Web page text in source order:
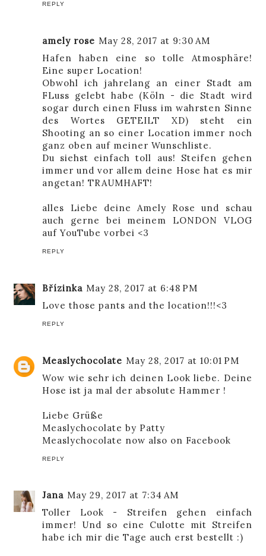
REPLY
amely rose May 28, 2017 at 9:30 AM
Hafen haben eine so tolle Atmosphäre!
Eine super Location!
Obwohl ich jahrelang an einer Stadt am
FLuss gelebt habe (Köln - die Stadt wird
sogar durch einen Fluss im wahrsten Sinne
des Wortes GETEILT XD) steht ein
Shooting an so einer Location immer noch
ganz oben auf meiner Wunschliste.
Du siehst einfach toll aus! Steifen gehen
immer und vor allem deine Hose hat es mir
angetan! TRAUMHAFT!
alles Liebe deine Amely Rose
und schau
auch gerne bei meinem LONDON VLOG
auf YouTube vorbei <3
REPLY
Břízinka May 28, 2017 at 6:48 PM
Love those pants and the location!!!<3
REPLY
Measlychocolate May 28, 2017 at 10:01 PM
Wow wie sehr ich deinen Look liebe. Deine
Hose ist ja mal der absolute Hammer !
Liebe Grüße
Measlychocolate by Patty
Measlychocolate now also on Facebook
REPLY
Jana May 29, 2017 at 7:34 AM
Toller Look - Streifen gehen einfach
immer! Und so eine Culotte mit Streifen
habe ich mir die Tage auch erst bestellt :)